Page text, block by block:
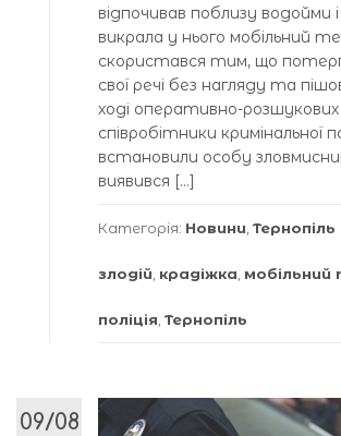
відпочивав поблизу водойми
викрала у нього мобільний
скористався тим, що
свої речі без нагляду та
ході оперативно-розшукових
співробітники кримінальної
встановили особу
виявився […]
Категорія: Новини Тернопіль
злодій крадіжка мобільний
поліція Тернопіль
09/08